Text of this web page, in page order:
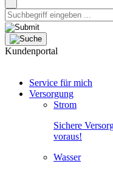
Kundenportal
Service für mich
Versorgung
Strom
Sichere
voraus!
Wasser